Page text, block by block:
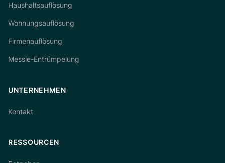
Haushaltsauflösung
Wohnungsauflösung
Firmenauflösung
Messie-Entrümpelung
UNTERNEHMEN
Kontakt
RESSOURCEN